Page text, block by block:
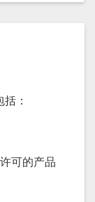
：
可的产品